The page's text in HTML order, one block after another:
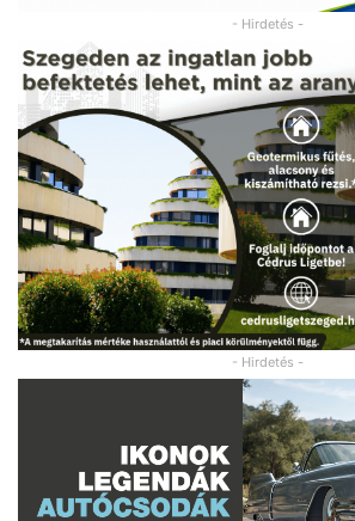
- Hirdetés -
- Hirdetés -